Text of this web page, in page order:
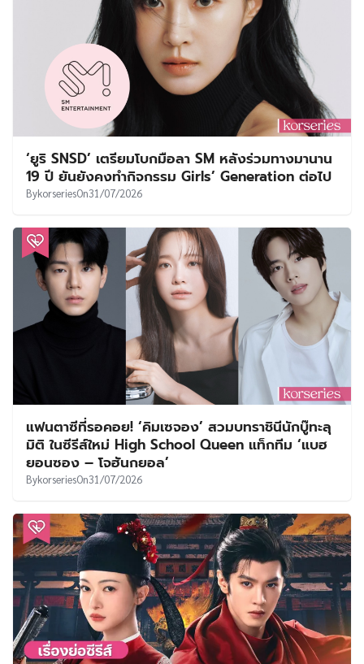
‘ยูริ SNSD’ เตรียมโบกมือลา SM หลังร่วมทางมานาน
19 ปี ยันยังคงทำกิจกรรม Girls’ Generation ต่อไป
BykorseriesOn31/07/2026
แฟนตาซีที่รอคอย! ‘คิมเซจอง’ สวมบทราชินีนักบู๊ทะลุ
มิติ ในซีรีส์ใหม่ High School Queen แท็กทีม ‘แบฮ
ยอนซอง – โจฮันกยอล’
BykorseriesOn31/07/2026